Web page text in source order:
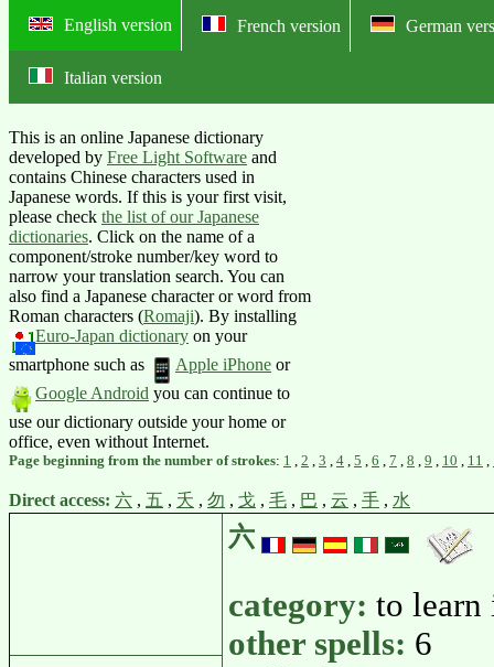
English version French version German
Italian version
Online English-Japanese dictionary: 六,
This is an online Japanese dictionary
developed by Free Light Software and
contains Chinese characters used in
Japanese words. If this is your first visit,
please check the list of our Japanese
dictionaries. Click on the name of a
component/stroke number/key word to
narrow your translation search. You can
also find a Japanese character or word from
Roman characters (Romaji). By installing
Euro-Japan dictionary on your
smartphone such as
Apple iPhone or
Google Android you can continue to
use our dictionary outside your home or
office, even without Internet.
Page beginning from the number of strokes: 1 2 3 4 5 6 7 8 9 10 11
Direct access: 六 , 五 , 夭 , 勿 , 戈 , 毛 , 巴 , 云 , 手 , 水
六
category: to learn
other spells: 6